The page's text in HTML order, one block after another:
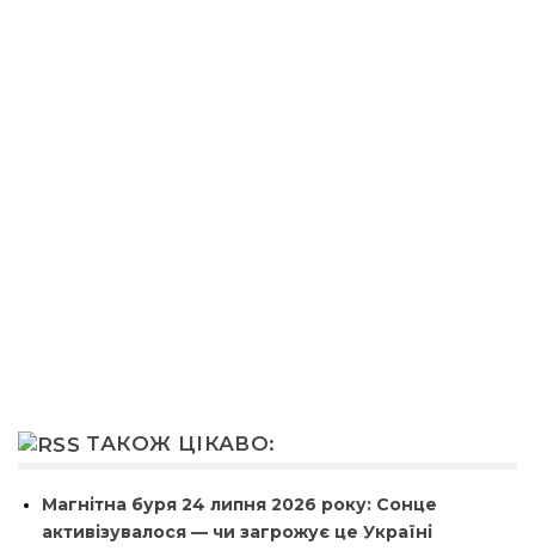
ТАКОЖ ЦІКАВО:
Магнітна буря 24 липня 2026 року: Сонце
активізувалося — чи загрожує це Україні